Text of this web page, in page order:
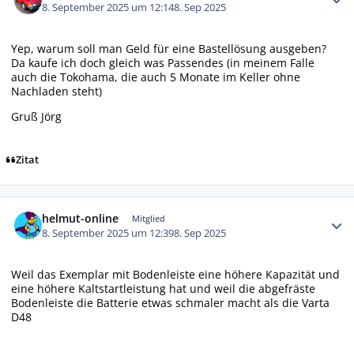
8. September 2025 um 12:148. Sep 2025
Yep, warum soll man Geld für eine Bastellösung ausgeben?
Da kaufe ich doch gleich was Passendes (in meinem Falle
auch die Tokohama, die auch 5 Monate im Keller ohne
Nachladen steht)
Gruß Jörg
Zitat
helmut-online Mitglied
8. September 2025 um 12:398. Sep 2025
Weil das Exemplar mit Bodenleiste eine höhere Kapazität und
eine höhere Kaltstartleistung hat und weil die abgefräste
Bodenleiste die Batterie etwas schmaler macht als die Varta
D48